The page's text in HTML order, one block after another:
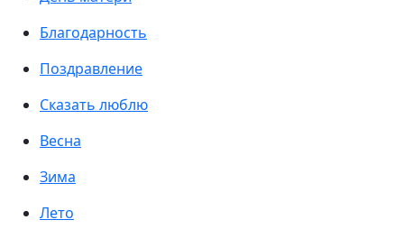
Благодарность
Поздравление
Сказать люблю
Весна
Зима
Лето